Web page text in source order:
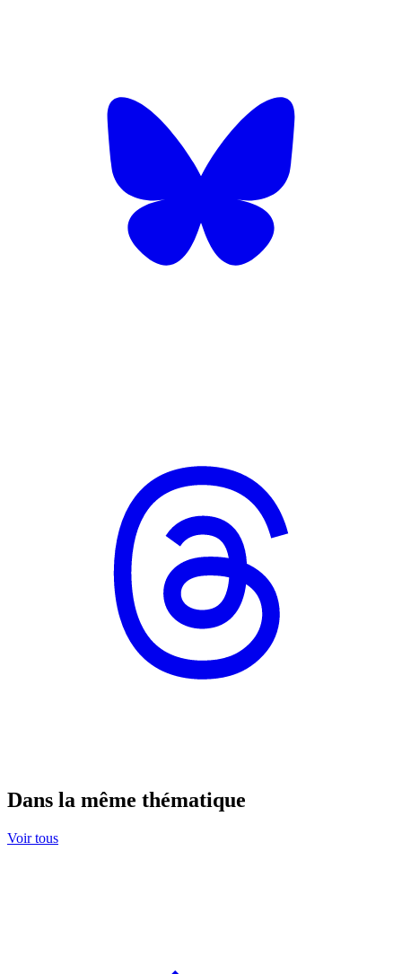
Dans la même thématique
Voir tous